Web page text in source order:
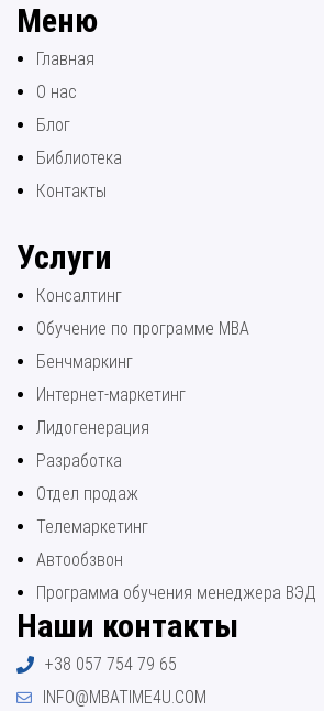
Меню
Главная
О нас
Блог
Библиотека
Контакты
Услуги
Консалтинг
Обучение по программе МВА
Бенчмаркинг
Интернет-маркетинг
Лидогенерация
Разработка
Отдел продаж
Телемаркетинг
Автообзвон
Программа обучения менеджера ВЭД
Наши контакты
+38 057 754 79 65
INFO@MBATIME4U.COM